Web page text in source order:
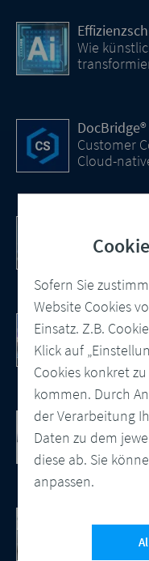
Sofern Sie
Website Cookies
Einsatz. Z.B.
Klick auf
Cookies konkret
kommen. Durch
der Verarbeitung
Daten zu dem
diese ab. Sie
anpassen.
Wie
Customer
Cloud-
Wie Sie
erstellen
10 Punkte
So
Cloud-
Integration,
und